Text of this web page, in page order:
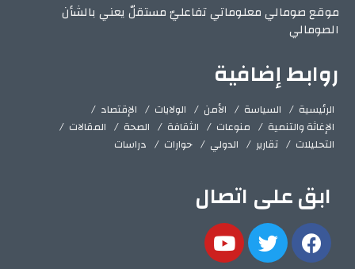
موقع صومالي معلوماتي تفاعليّ مستقلّ يعني بالشأن
الصومالي
روابط إضافية
الرئيسية السياسة الأمن الولايات
الإقتصاد
الإغاثة والتنمية
منوعات الثقافة الصحة
المقالات
التحليلات
تقارير الدولي حوارات دراسات
ابق على اتصال